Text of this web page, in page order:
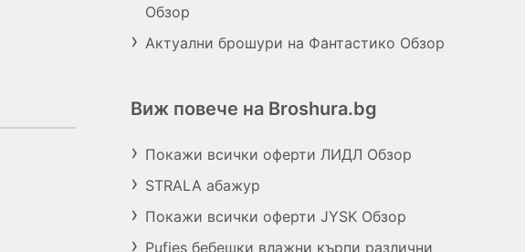
Обзор
Актуални брошури на Фантастико Обзор
Виж повече на Broshura.bg
Покажи всички оферти ЛИДЛ Обзор
STRALA абажур
Покажи всички оферти JYSK Обзор
Pufies бебешки влажни кърпи различни